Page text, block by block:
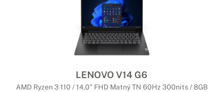
LENOVO V14 G6
AMD Ryzen 3 110 / 14,0" FHD Matný TN 60Hz 300nits / 8GB